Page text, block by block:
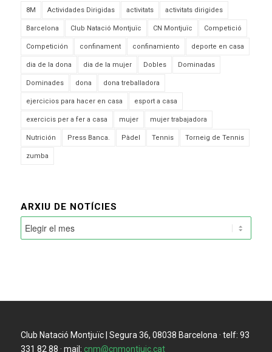
8M Actividades Dirigidas activitats activitats dirigides
Barcelona Club Natació Montjuïc CN Montjuïc Competició
Competición confinament confinamiento deporte en casa
dia de la dona dia de la mujer Dobles Dominadas
Dominades dona dona treballadora
ejercicios para hacer en casa esport a casa
exercicis per a fer a casa mujer mujer trabajadora
Nutrición Press Banca. Pàdel Tennis Torneig de Tennis
zumba
ARXIU DE NOTÍCIES
Club Natació Montjuïc | Segura 36, 08038 Barcelona · telf: 93
331 82 88 · mail: cnm@cnmontjuic.cat